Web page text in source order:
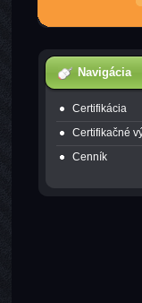
Navigácia
Certifikácia
Certifikačné
Cenník